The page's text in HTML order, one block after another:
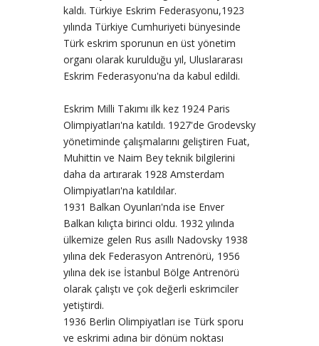
kaldı. Türkiye Eskrim Federasyonu,1923
yılında Türkiye Cumhuriyeti bünyesinde
Türk eskrim sporunun en üst yönetim
organı olarak kurulduğu yıl, Uluslararası
Eskrim Federasyonu'na da kabul edildi.
Eskrim Milli Takımı ilk kez 1924 Paris
Olimpiyatları'na katıldı. 1927'de Grodevsky
yönetiminde çalışmalarını geliştiren Fuat,
Muhittin ve Naim Bey teknik bilgilerini
daha da artırarak 1928 Amsterdam
Olimpiyatları'na katıldılar.
1931 Balkan Oyunları'nda ise Enver
Balkan kılıçta birinci oldu. 1932 yılında
ülkemize gelen Rus asıllı Nadovsky 1938
yılına dek Federasyon Antrenörü, 1956
yılına dek ise İstanbul Bölge Antrenörü
olarak çalıştı ve çok değerli eskrimciler
yetiştirdi.
1936 Berlin Olimpiyatları ise Türk sporu
ve eskrimi adına bir dönüm noktası